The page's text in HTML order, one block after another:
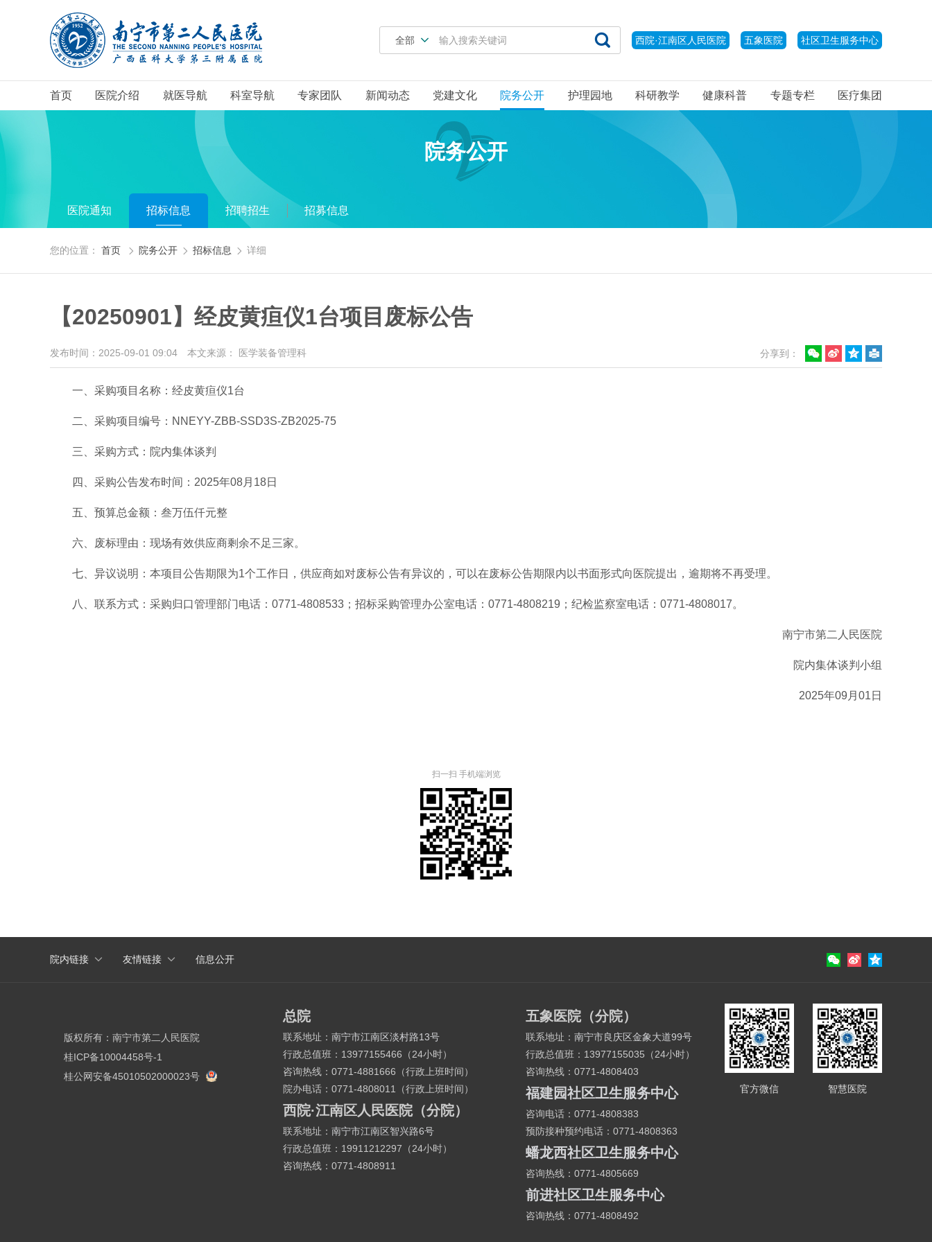
社区卫生服务中心
五象医院
西院·江南区人民医院
全部 
首页 医院介绍 就医导航 科室导航 专家团队 新闻动态 党建文化 院务公开 护理园地 科研教学 健康科普 专题专栏 医疗集团
院务公开
医院通知 招标信息 招聘招生 招募信息
您的位置： 首页  院务公开  招标信息  详细
【20250901】经皮黄疸仪1台项目废标公告
发布时间：2025-09-01 09:04 本文来源： 医学装备管理科 分享到：
一、采购项目名称：经皮黄疸仪1台
二、采购项目编号： NNEYY-ZBB-SSD3S-ZB2025-75
三、采购方式：院内集体谈判
四、采购公告发布时间： 2025年08月 18日
五、预算总金额：叁万伍仟元整
六、废标理由：现场有效供应商剩余不足三家。
七、异议说明：本项目公告期限为1个工作日，供应商如对废标公告有异议的，可以在废标公告期限内以书面形式向医院提出，逾期将不再受理。
八、联系方式：采购归口管理部门电话： 0771-4808533 ；招标采购管理办公室电话： 0771-4808219 ；纪检监察室电话： 0771-4808017。
南宁市第二人民医院
院内集体谈判小组
2025年09 月 01 日
扫一扫 手机端浏览
院内链接 友情链接 信息公开
版权所有： 南宁市第二人民医院
桂ICP备10004458号-1
桂公网安备45010502000023号
总院
联系地址： 南宁市江南区淡村路13号
行政总值班： 13977155466 （24小时）
咨询热线： 0771-4881666 （行政上班时间）
院办电话： 0771-4808011 （行政上班时间）
西院·江南区人民医院（分院）
联系地址： 南宁市江南区智兴路6号
行政总值班： 19911212297 （24小时）
咨询热线： 0771-4808911
五象医院（分院）
联系地址： 南宁市良庆区金象大道99号
行政总值班： 13977155035（24小时）
咨询热线： 0771-4808403
福建园社区卫生服务中心
咨询电话： 0771-4808383
预防接种预约电话： 0771-4808363
蟠龙西社区卫生服务中心
咨询热线： 0771-4805669
前进社区卫生服务中心
咨询热线： 0771-4808492
官方微信 智慧医院